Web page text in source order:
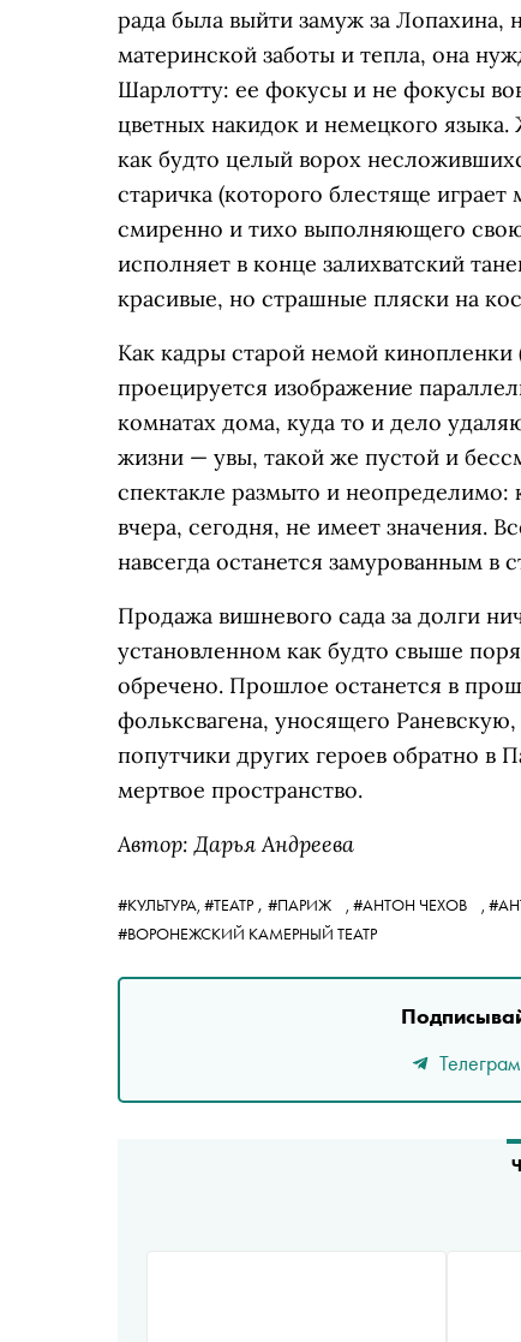
рада была выйти замуж за Лопахина,
материнской заботы и тепла, она
Шарлотту: ее фокусы и не фокусы
цветных накидок и немецкого
как будто целый ворох
старичка (которого блестяще
смиренно и тихо выполняющего
исполняет в конце залихватский
красивые, но страшные пляски на
Как кадры старой немой
проецируется изображение
комнатах дома, куда то и дело
жизни — увы, такой же пустой и
спектакле размыто и неопределимо:
вчера, сегодня, не имеет значения.
навсегда останется замурованным в
Продажа вишневого сада за долги
установленном как будто свыше
обречено. Прошлое останется в
фольксвагена, уносящего
попутчики других героев обратно в
мертвое пространство.
Автор: Дарья Андреева
#КУЛЬТУРА, #ТЕАТР , #ПАРИЖ , #АНТОН ЧЕХОВ ,
#ВОРОНЕЖСКИЙ КАМЕРНЫЙ ТЕАТР
Телеграм